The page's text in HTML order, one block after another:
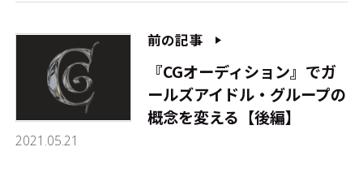
2021.05.21
前の記事
『CGオーディション』でガ
ールズアイドル・グループの
概念を変える【後編】